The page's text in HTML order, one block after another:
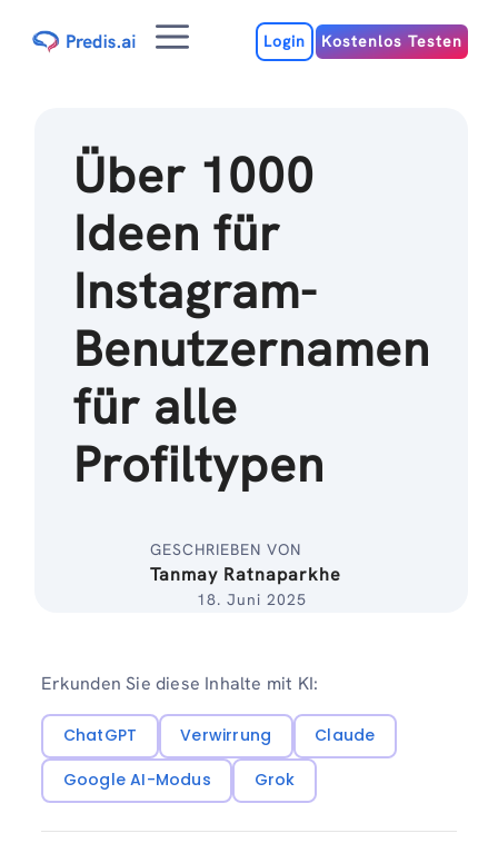
Inhalt
MenuLogin Kostenlos Testen
Über 1000
Ideen für
Instagram-
Benutzernamen
für alle
Profiltypen
GESCHRIEBEN VON
Tanmay Ratnaparkhe
18. Juni 2025
Erkunden Sie diese Inhalte mit KI:
ChatGPT Verwirrung
Claude
Google AI-Modus
Grok